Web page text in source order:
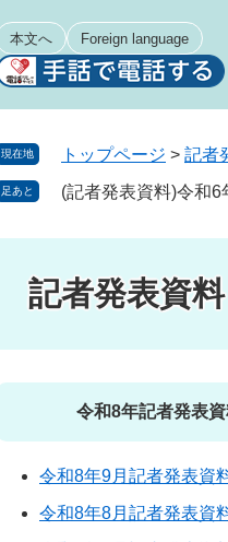
本文へ Foreign language
現在地 トップページ > 記者
足あと (記者発表資料)令和
記者発表資料
令和8年記者発表
令和8年9月記者発表資
令和8年8月記者発表資